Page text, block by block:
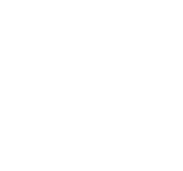
alcune riflessioni che ritengo utili.